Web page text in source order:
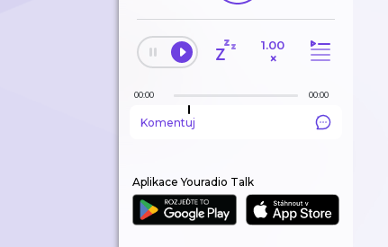
1.00
×
00:00 00:00
Komentuj
Aplikace Youradio Talk